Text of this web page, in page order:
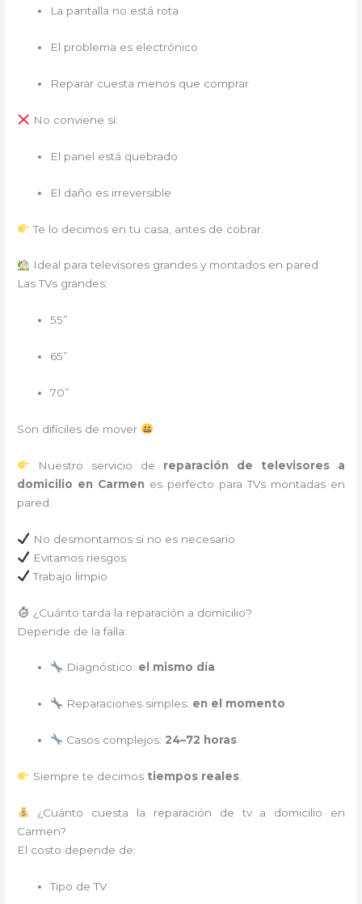
La pantalla no está rota
El problema es electrónico
Reparar cuesta menos que comprar
No conviene si:
El panel está quebrado
El daño es irreversible
Te lo decimos en tu casa, antes de cobrar.
Ideal para televisores grandes y montados en pared
Las TVs grandes:
55”
65”
70”
Son difíciles de mover
Nuestro servicio de reparación de televisores a
domicilio en Carmen es perfecto para TVs montadas en
pared.
No desmontamos si no es necesario
Evitamos riesgos
Trabajo limpio
¿Cuánto tarda la reparación a domicilio?
Depende de la falla:
Diagnóstico: el mismo día
Reparaciones simples: en el momento
Casos complejos: 24–72 horas
Siempre te decimos tiempos reales.
¿Cuánto cuesta la reparación de tv a domicilio en
Carmen?
El costo depende de:
Tipo de TV